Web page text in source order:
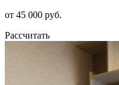
от 45 000 руб.
Рассчитать